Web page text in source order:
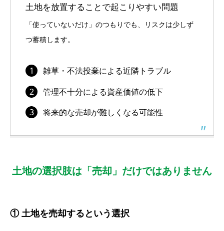
土地を放置することで起こりやすい問題
「使っていないだけ」のつもりでも、リスクは少しず
つ蓄積します。
雑草・不法投棄による近隣トラブル
管理不十分による資産価値の低下
将来的な売却が難しくなる可能性
土地の選択肢は「売却」だけではありません
① 土地を売却するという選択